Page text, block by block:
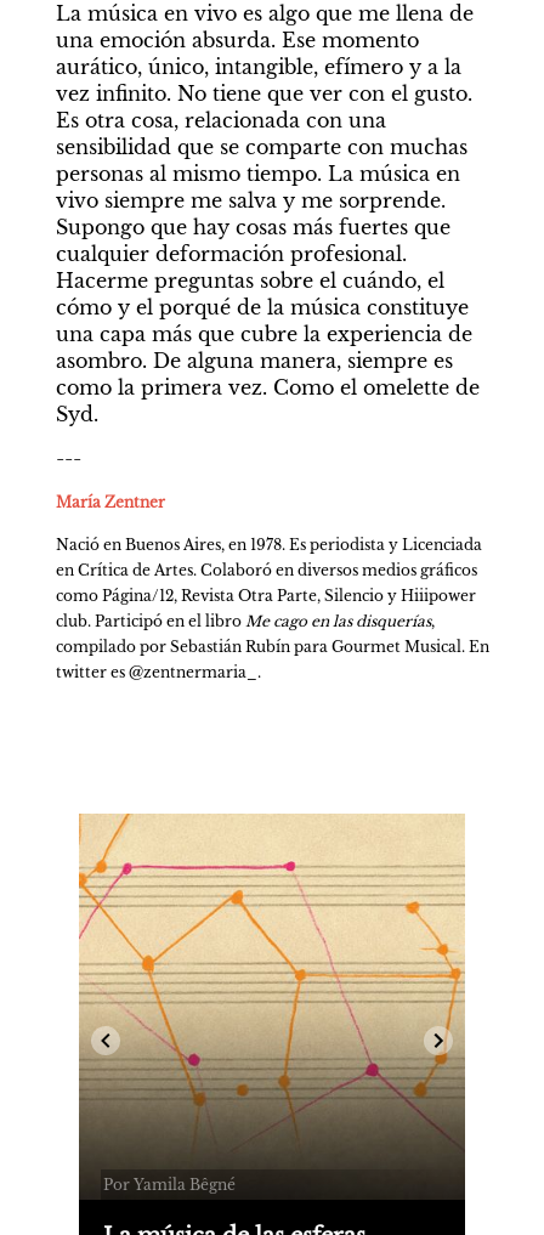
La música en vivo es algo que me llena de
una emoción absurda. Ese momento
aurático, único, intangible, efímero y a la
vez infinito. No tiene que ver con el gusto.
Es otra cosa, relacionada con una
sensibilidad que se comparte con muchas
personas al mismo tiempo. La música en
vivo siempre me salva y me sorprende.
Supongo que hay cosas más fuertes que
cualquier deformación profesional.
Hacerme preguntas sobre el cuándo, el
cómo y el porqué de la música constituye
una capa más que cubre la experiencia de
asombro. De alguna manera, siempre es
como la primera vez. Como el omelette de
Syd.
---
María Zentner
Nació en Buenos Aires, en 1978. Es periodista y Licenciada
en Crítica de Artes. Colaboró en diversos medios gráficos
como Página/12, Revista Otra Parte, Silencio y Hiiipower
club. Participó en el libro Me cago en las disquerías,
compilado por Sebastián Rubín para Gourmet Musical. En
twitter es @zentnermaria_.
Por Yamila Bêgné